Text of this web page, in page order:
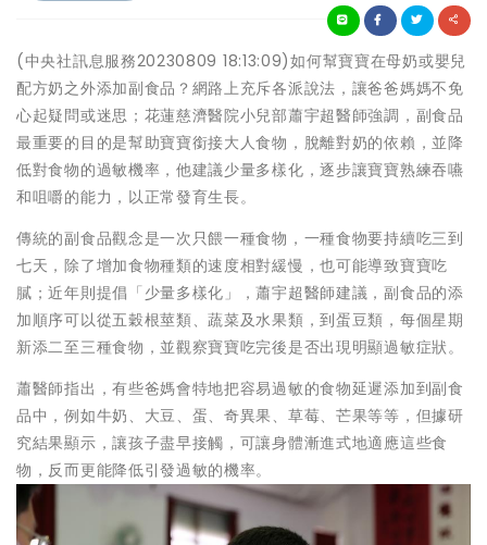
(中央社訊息服務20230809 18:13:09)如何幫寶寶在母奶或嬰兒
配方奶之外添加副食品？網路上充斥各派說法，讓爸爸媽媽不免
心起疑問或迷思；花蓮慈濟醫院小兒部蕭宇超醫師強調，副食品
最重要的目的是幫助寶寶銜接大人食物，脫離對奶的依賴，並降
低對食物的過敏機率，他建議少量多樣化，逐步讓寶寶熟練吞嚥
和咀嚼的能力，以正常發育生長。
傳統的副食品觀念是一次只餵一種食物，一種食物要持續吃三到
七天，除了增加食物種類的速度相對緩慢，也可能導致寶寶吃
膩；近年則提倡「少量多樣化」，蕭宇超醫師建議，副食品的添
加順序可以從五穀根莖類、蔬菜及水果類，到蛋豆類，每個星期
新添二至三種食物，並觀察寶寶吃完後是否出現明顯過敏症狀。
蕭醫師指出，有些爸媽會特地把容易過敏的食物延遲添加到副食
品中，例如牛奶、大豆、蛋、奇異果、草莓、芒果等等，但據研
究結果顯示，讓孩子盡早接觸，可讓身體漸進式地適應這些食
物，反而更能降低引發過敏的機率。